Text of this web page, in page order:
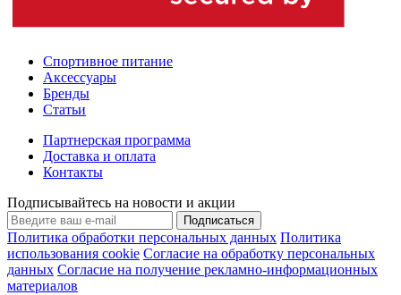
Спортивное питание
Аксессуары
Бренды
Статьи
Партнерская программа
Доставка и оплата
Контакты
Подписывайтесь на новости и акции
Подписаться
Политика обработки персональных данных Политика
использования cookie Согласие на обработку персональных
данных Согласие на получение рекламно-информационных
материалов